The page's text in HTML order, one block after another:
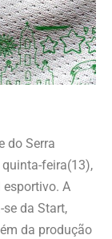
do Serra
feira(13),
A
da Start,
da produção